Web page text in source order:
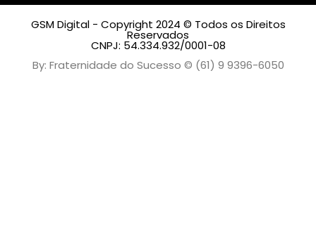
GSM Digital - Copyright 2024 © Todos os Direitos
Reservados
CNPJ: 54.334.932/0001-08
By: Fraternidade do Sucesso © (61) 9 9396-6050